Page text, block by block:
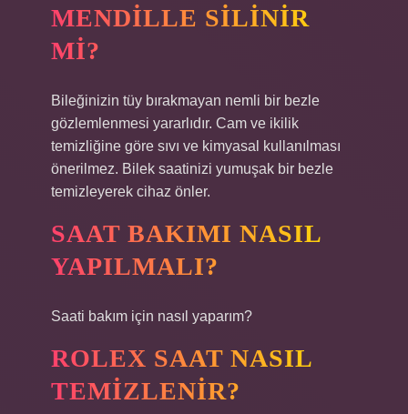
MENDILLE SILINIR
MI?
Bileğinizin tüy bırakmayan nemli bir bezle
gözlemlenmesi yararlıdır. Cam ve ikilik
temizliğine göre sıvı ve kimyasal kullanılması
önerilmez. Bilek saatinizi yumuşak bir bezle
temizleyerek cihaz önler.
SAAT BAKIMI NASIL
YAPILMALI?
Saati bakım için nasıl yaparım?
ROLEX SAAT NASIL
TEMIZLENIR?